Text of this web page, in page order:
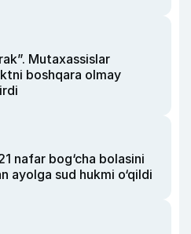
Mutaxassislar
boshqara olmay
nafar bog‘cha bolasini
ayolga sud hukmi o‘qildi